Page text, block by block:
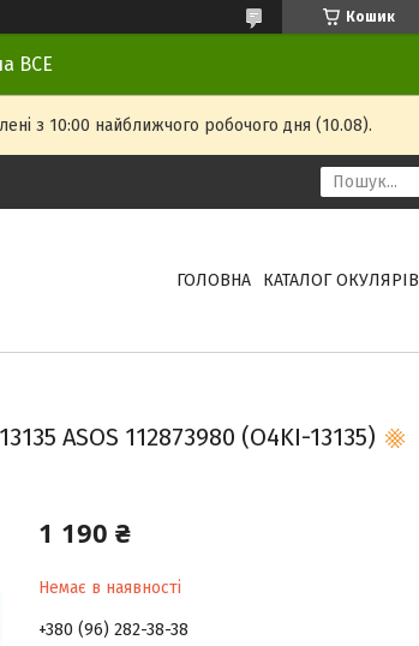
Кошик
ВСЕ
з 10:00 найближчого робочого дня (10.08).
ГОЛОВНА КАТАЛОГ ОКУЛЯРІВ
АSOS 112873980 (O4KI-13135)
1 190 ₴
Немає в наявності
+380 (96) 282-38-38